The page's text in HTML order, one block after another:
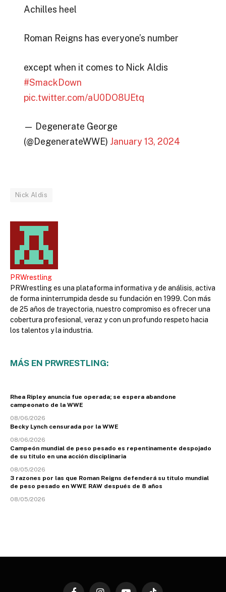
Achilles heel
Roman Reigns has everyone’s number
except when it comes to Nick Aldis
#SmackDown
pic.twitter.com/aU0DO8UEtq
— Degenerate George
(@DegenerateWWE) January 13, 2024
Nick Aldis
PRWrestling
PRWrestling es una plataforma informativa y de análisis, activa
de forma ininterrumpida desde su fundación en 1999. Con más
de 25 años de trayectoria, nuestro compromiso es ofrecer una
cobertura profesional, veraz y con un profundo respeto hacia
los talentos y la industria.
MÁS EN PRWRESTLING:
Rhea Ripley anuncia fue operada; se espera abandone
campeonato de la WWE
08/06/2026
Becky Lynch censurada por la WWE
08/06/2026
Campeón mundial de peso pesado es repentinamente despojado
de su título en una acción disciplinaria
08/05/2026
3 razones por las que Roman Reigns defenderá su título mundial
de peso pesado en WWE RAW después de 8 años
08/05/2026